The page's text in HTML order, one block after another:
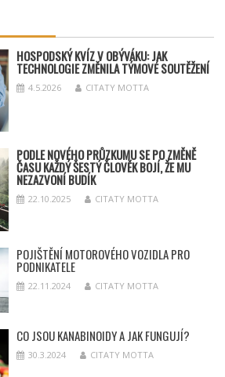
HOSPODSKÝKVÍZ V OBÝVÁKU: JAK
TECHNOLOGIE ZMĚNILA TÝMOVÉ SOUTĚŽENÍ
4.5.2026 CITATY MOTTA
PODLE NOVÉHO PRŮZKUMU SE PO ZMĚNĚ
ČASU KAŽDÝ ŠESTÝ ČLOVĚK BOJÍ, ŽE MU
NEZAZVONÍ BUDÍK
22.10.2025 CITATY MOTTA
POJIŠTĚNÍ MOTOROVÉHO VOZIDLA PRO
PODNIKATELE
22.11.2024 CITATY MOTTA
CO JSOU KANABINOIDY A JAK FUNGUJÍ?
30.3.2024 CITATY MOTTA